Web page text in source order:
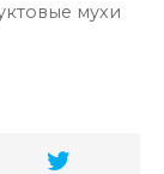
мухи